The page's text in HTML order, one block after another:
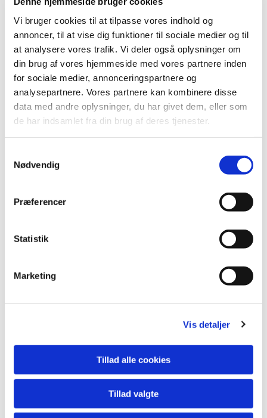
Vi bruger cookies til at tilpasse vores indhold og
annoncer, til at vise dig funktioner til sociale medier og til
at analysere vores trafik. Vi deler også oplysninger om
din brug af vores hjemmeside med vores partnere inden
for sociale medier, annonceringspartnere og
analysepartnere. Vores partnere kan kombinere disse
data med andre oplysninger, du har givet dem, eller som
de har indsamlet fra din brug af deres tjenester.
Nødvendig
Præferencer
Statistik
Marketing
Vis detaljer
Tillad alle cookies
Tillad valgte
Mail: pernilleegholm@live.dk
Alle er velkomne – uanset om du er vant til at
komme i kirke eller ej. Tag din baby under armen,
og kom og vær med til at fylde sognegården med
sang og smil.